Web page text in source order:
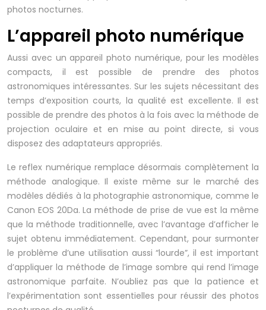
photos nocturnes.
L’appareil photo numérique
Aussi avec un appareil photo numérique, pour les modèles
compacts, il est possible de prendre des photos
astronomiques intéressantes. Sur les sujets nécessitant des
temps d’exposition courts, la qualité est excellente. Il est
possible de prendre des photos à la fois avec la méthode de
projection oculaire et en mise au point directe, si vous
disposez des adaptateurs appropriés.
Le reflex numérique remplace désormais complètement la
méthode analogique. Il existe même sur le marché des
modèles dédiés à la photographie astronomique, comme le
Canon EOS 20Da. La méthode de prise de vue est la même
que la méthode traditionnelle, avec l’avantage d’afficher le
sujet obtenu immédiatement. Cependant, pour surmonter
le problème d’une utilisation aussi “lourde”, il est important
d’appliquer la méthode de l’image sombre qui rend l’image
astronomique parfaite. N’oubliez pas que la patience et
l’expérimentation sont essentielles pour réussir des photos